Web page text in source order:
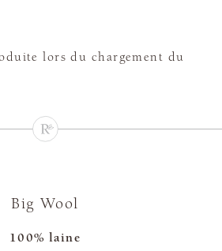
lors du chargement du
Big Wool
100% laine